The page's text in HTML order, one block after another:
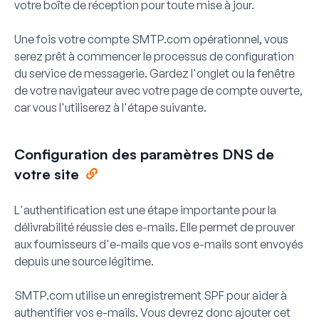
votre boîte de réception pour toute mise à jour.
Une fois votre compte SMTP.com opérationnel, vous
serez prêt à commencer le processus de configuration
du service de messagerie. Gardez l'onglet ou la fenêtre
de votre navigateur avec votre page de compte ouverte,
car vous l'utiliserez à l'étape suivante.
Configuration des paramètres DNS de
votre site
L'authentification est une étape importante pour la
délivrabilité réussie des e-mails. Elle permet de prouver
aux fournisseurs d'e-mails que vos e-mails sont envoyés
depuis une source légitime.
SMTP.com utilise un enregistrement SPF pour aider à
authentifier vos e-mails. Vous devrez donc ajouter cet